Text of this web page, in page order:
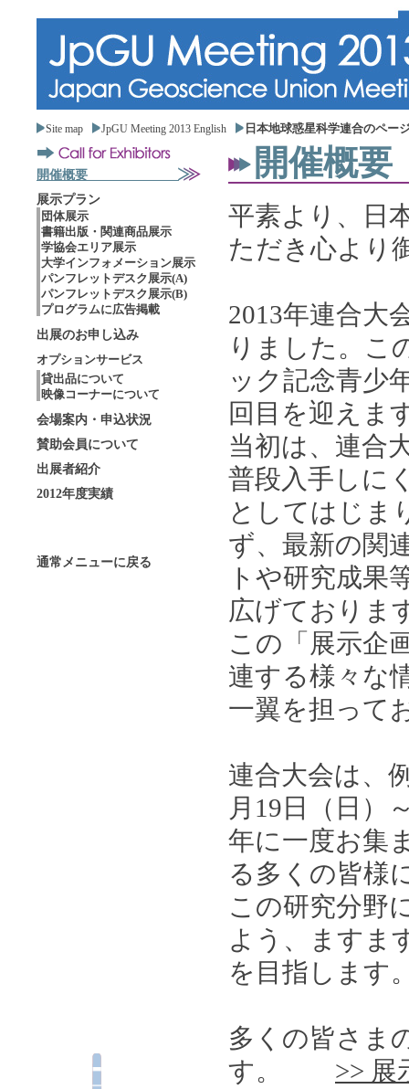
Site map JpGU Meeting 2013 English 日本地球惑星科学連合のペー
開催概要
展示プラン
団体展示
書籍出版・関連商品展示
学協会エリア展示
大学インフォメーション展示
パンフレットデスク展示(A)
パンフレットデスク展示(B)
プログラムに広告掲載
出展のお申し込み
オプションサービス
貸出品について
映像コーナーについて
会場案内・申込状況
賛助会員について
出展者紹介
2012年度実績
通常メニューに戻る
開催概要
平素より、日
ただき心より
2013年連合大
りました。こ
ック記念青少
回目を迎えま
当初は、連合
普段入手しに
としてはじま
ず、最新の関
トや研究成果
広げておりま
この「展示企
連する様々な
一翼を担って
連合大会は、
月19日（日）
年に一度お集
る多くの皆様
この研究分野
よう、ますま
を目指します
多くの皆さま
す。 >> 展